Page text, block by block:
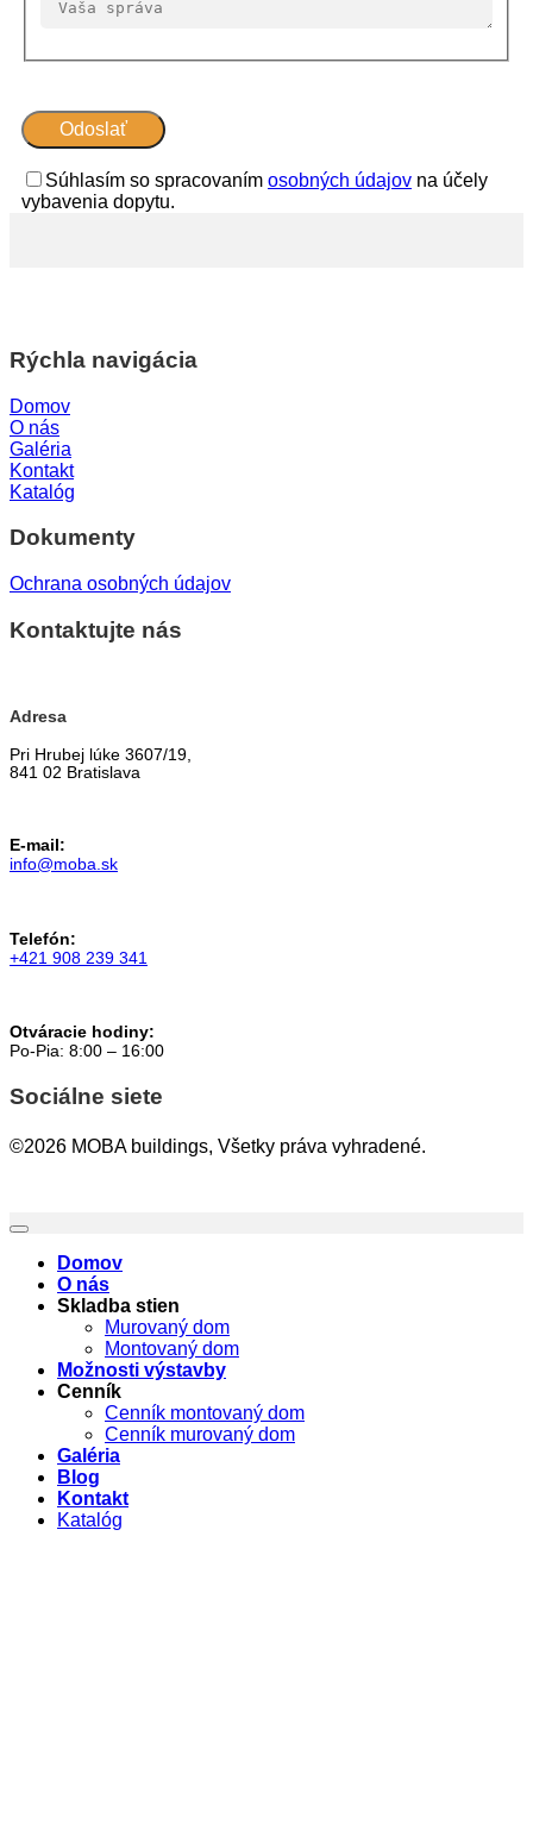
Súhlasím so spracovaním osobných údajov na účely
vybavenia dopytu.
Rýchla navigácia
Domov
O nás
Galéria
Kontakt
Katalóg
Dokumenty
Ochrana osobných údajov
Kontaktujte nás
Adresa
Pri Hrubej lúke 3607/19,
841 02 Bratislava
E-mail:
info@moba.sk
Telefón:
+421 908 239 341
Otváracie hodiny:
Po-Pia: 8:00 – 16:00
Sociálne siete
©2026 MOBA buildings, Všetky práva vyhradené.
Domov
O nás
Skladba stien
Murovaný dom
Montovaný dom
Možnosti výstavby
Cenník
Cenník montovaný dom
Cenník murovaný dom
Galéria
Blog
Kontakt
Katalóg